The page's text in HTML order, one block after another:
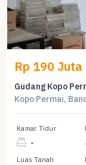
Rp 190
Gudang Kopo
Kopo Permai,
Kamar Tidur
-
Luas Tanah